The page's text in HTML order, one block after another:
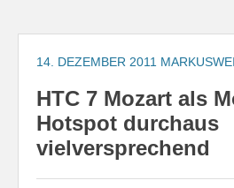
springen
14. DEZEMBER 2011
HTC 7 Mozart als
Hotspot durchaus
vielversprechend